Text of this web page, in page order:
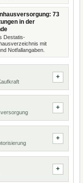
73
in der
Destatis-
mit
Notfallangaben.